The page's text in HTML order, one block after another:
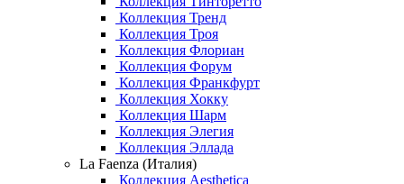
Коллекция Тренд
Коллекция Троя
Коллекция Флориан
Коллекция Форум
Коллекция Франкфурт
Коллекция Хокку
Коллекция Шарм
Коллекция Элегия
Коллекция Эллада
La Faenza (Италия)
Коллекция Aesthetica